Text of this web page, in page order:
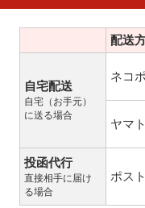
配送
自宅配送
自宅（お手元）
に送る場合
ネコ
ヤマ
投函代行
直接相手に届け
る場合
ポス